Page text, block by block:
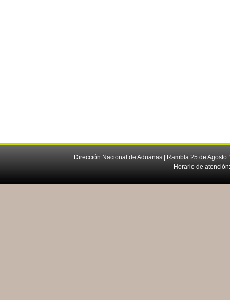
Dirección Nacional de Aduanas | Rambla 25 de
Horario de